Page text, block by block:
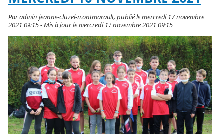
Par admin jeanne-cluzel-montmarault, publié le mercredi 17 novembre
2021 09:15 - Mis à jour le mercredi 17 novembre 2021 09:15